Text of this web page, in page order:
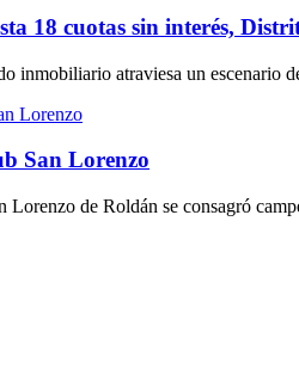
18 cuotas sin interés,
inmobiliario atraviesa un escenario
San Lorenzo
Lorenzo de Roldán se consagró